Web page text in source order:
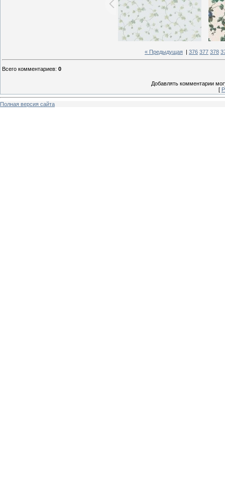
« Предыдущая 376 377 378
Всего комментариев: 0
Добавлять комментарии
[
Полная версия сайта